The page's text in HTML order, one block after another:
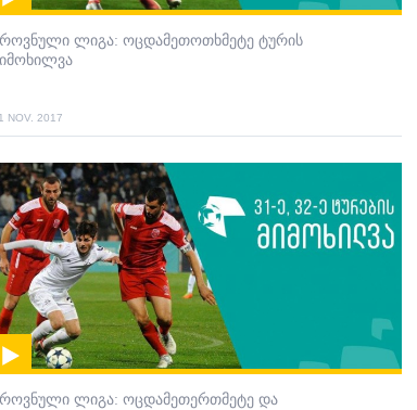
ლიგა: ოცდამეთოთხმეტე ტურის
NOV. 2017
ლიგა: ოცდამეთერთმეტე და